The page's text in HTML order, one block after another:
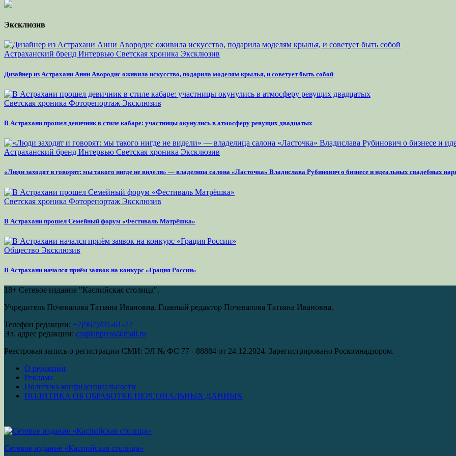
Эксклюзив
Астраханский бренд Интервью Светская хроника Эксклюзив
Дизайнер из Астрахани Анни Авородис оживила искусство, подарила моделям крылья, и советует быть собой
Светская хроника Фоторепортаж Эксклюзив
В Астрахани прошел девичник в стиле кабаре: участницы окунулись в атмосферу ревущих двадцатых
Астраханский бренд Интервью Светская хроника Эксклюзив
«Люди заходят и говорят: мы такого нигде не видели» — владелица салона «Ласточка» Владислава Рубинович о бизнесе и идеальных свадебных
Светская хроника Фоторепортаж Эксклюзив
В Астрахани прошел Семейный форум «Фестиваль Матрёшка»
Общество Эксклюзив
В Астрахани начался приём заявок на конкурс «Грация России»
18+ Сетевое издание "Каспийская столица".
Учредитель Почевалова Татьяна Ивановна. Главный редактор Почевалова Татьяна Ивановна.
Телефон редакции: +7(967)331-61-22
Эл. адрес редакции: caspianpress@mail.ru
Реестровая запись о регистрации СМИ: ЭЛ № ФС 77 - 88884 от 24.12.2024. Зарегистрировано Роскомнадзором.
О редакции
Реклама
Политика конфиденциальности
ПОЛИТИКА ОБ ОБРАБОТКЕ ПЕРСОНАЛЬНЫХ ДАННЫХ
Сетевое издание «Каспийская столица»